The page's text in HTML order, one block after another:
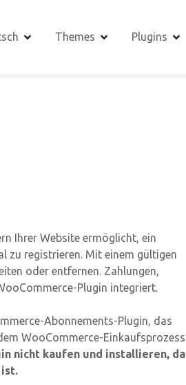
Themes Plugins
Ihrer Website ermöglicht, ein
zu registrieren. Mit einem gültigen
oder entfernen. Zahlungen,
Plugin integriert.
Abonnements-Plugin, das
WooCommerce-Einkaufsprozess
nicht kaufen und installieren, da